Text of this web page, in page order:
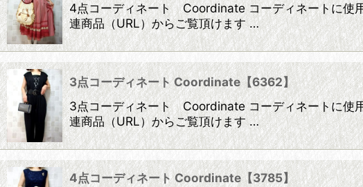
4点コーディネート Coordinate コーディネートに使
連商品（URL）からご覧頂けます …
3点コーディネート Coordinate【6362】
3点コーディネート Coordinate コーディネートに使
連商品（URL）からご覧頂けます …
4点コーディネート Coordinate【3785】